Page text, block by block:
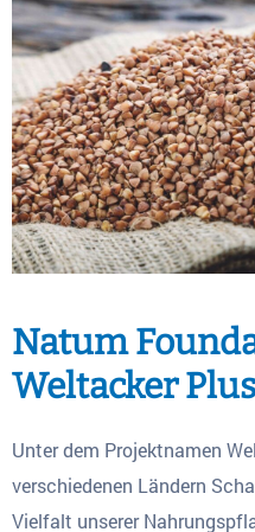
Natum
Weltacker Plus
Unter dem Projektnamen
verschiedenen Ländern
Vielfalt unserer